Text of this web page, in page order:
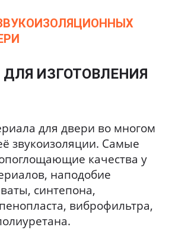
ИЗГОТОВЛЕНИЯ
для двери во многом
звукоизоляции. Самые
качества у
наподобие
синтепона,
виброфильтра,